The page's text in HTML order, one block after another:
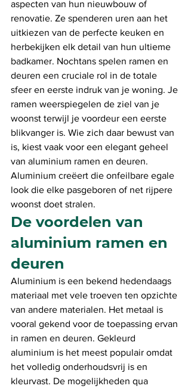
aspecten van hun nieuwbouw of
renovatie. Ze spenderen uren aan het
uitkiezen van de perfecte keuken en
herbekijken elk detail van hun ultieme
badkamer. Nochtans spelen ramen en
deuren een cruciale rol in de totale
sfeer en eerste indruk van je woning. Je
ramen weerspiegelen de ziel van je
woonst terwijl je voordeur een eerste
blikvanger is. Wie zich daar bewust van
is, kiest vaak voor een elegant geheel
van aluminium ramen en deuren.
Aluminium creëert die onfeilbare egale
look die elke pasgeboren of net rijpere
woonst doet stralen.
De voordelen van
aluminium ramen en
deuren
Aluminium is een bekend hedendaags
materiaal met vele troeven ten opzichte
van andere materialen. Het metaal is
vooral gekend voor de toepassing ervan
in ramen en deuren. Gekleurd
aluminium is het meest populair omdat
het volledig onderhoudsvrij is en
kleurvast. De mogelijkheden qua